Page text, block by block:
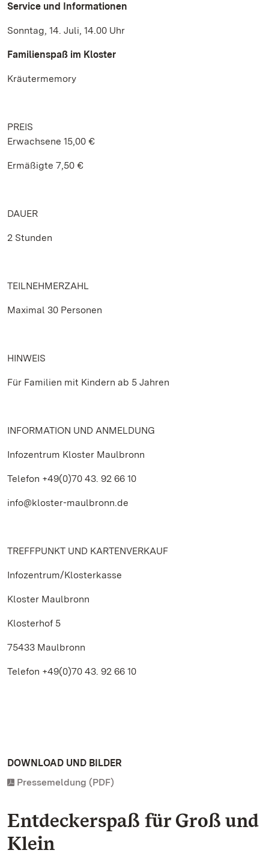
Service und Informationen
Sonntag, 14. Juli, 14.00 Uhr
Familienspaß im Kloster
Kräutermemory
PREIS
Erwachsene 15,00 €
Ermäßigte 7,50 €
DAUER
2 Stunden
TEILNEHMERZAHL
Maximal 30 Personen
HINWEIS
Für Familien mit Kindern ab 5 Jahren
INFORMATION UND ANMELDUNG
Infozentrum Kloster Maulbronn
Telefon +49(0)70 43. 92 66 10
info@kloster-maulbronn.de
TREFFPUNKT UND KARTENVERKAUF
Infozentrum/Klosterkasse
Kloster Maulbronn
Klosterhof 5
75433 Maulbronn
Telefon +49(0)70 43. 92 66 10
DOWNLOAD UND BILDER
Pressemeldung (PDF)
Entdeckerspaß für Groß und
Klein